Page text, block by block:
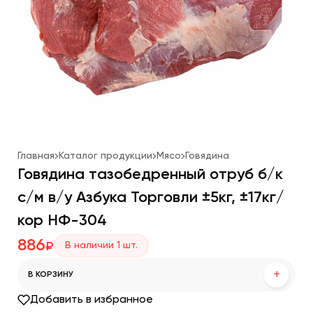
Главная Каталог продукции Мясо Говядина
Говядина тазобедренный отруб б/к
с/м в/у Азбука Торговли ±5кг, ±17кг/
кор НФ-304
886₽ В наличии 1 шт.
В КОРЗИНУ +
Добавить в избранное